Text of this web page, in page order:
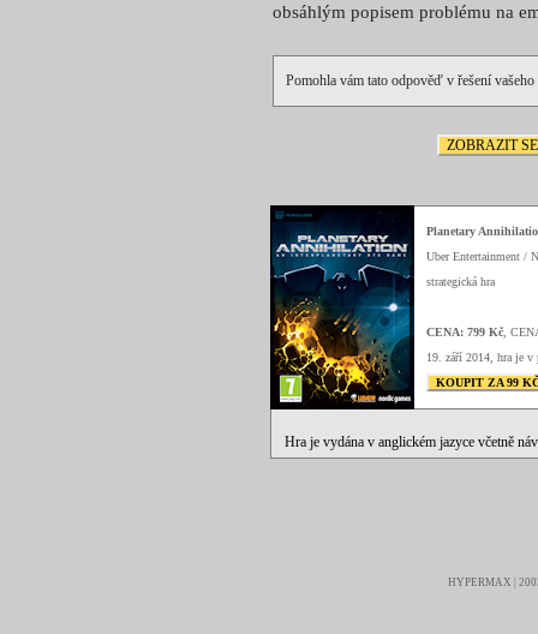
obsáhlým popisem problému na
Pomohla vám tato odpověď v řešení vašeho
ZOBRAZIT
Planetary
Uber Entertainment /
strategická hra
CENA: 799 Kč ,
19. září 2014, hra je v
KOUPIT ZA 99
Hra je vydána v anglickém jazyce včetně
HYPERMAX |